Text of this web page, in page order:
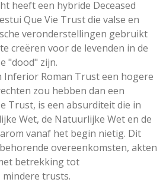
heeft een hybride Deceased
Que Vie Trust die valse en
veronderstellingen gebruikt
creëren voor de levenden in de
"dood" zijn.
Inferior Roman Trust een hogere
zou hebben dan een
Trust, is een absurditeit die in
Wet, de Natuurlijke Wet en de
vanaf het begin nietig. Dit
overeenkomsten, akten
betrekking tot
trusts.